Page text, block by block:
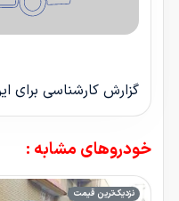
گزارش کارشناسی
خودروهای مشابه :
نزدیک‌ترین قیمت